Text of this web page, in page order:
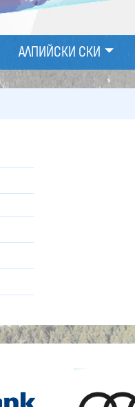
АЛПИЙСКИ СКИ